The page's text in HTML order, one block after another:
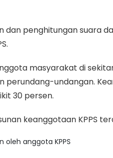
dan penghitungan suara
masyarakat di
perundang-undangan.
30 persen.
keanggotaan KPPS
anggota KPPS